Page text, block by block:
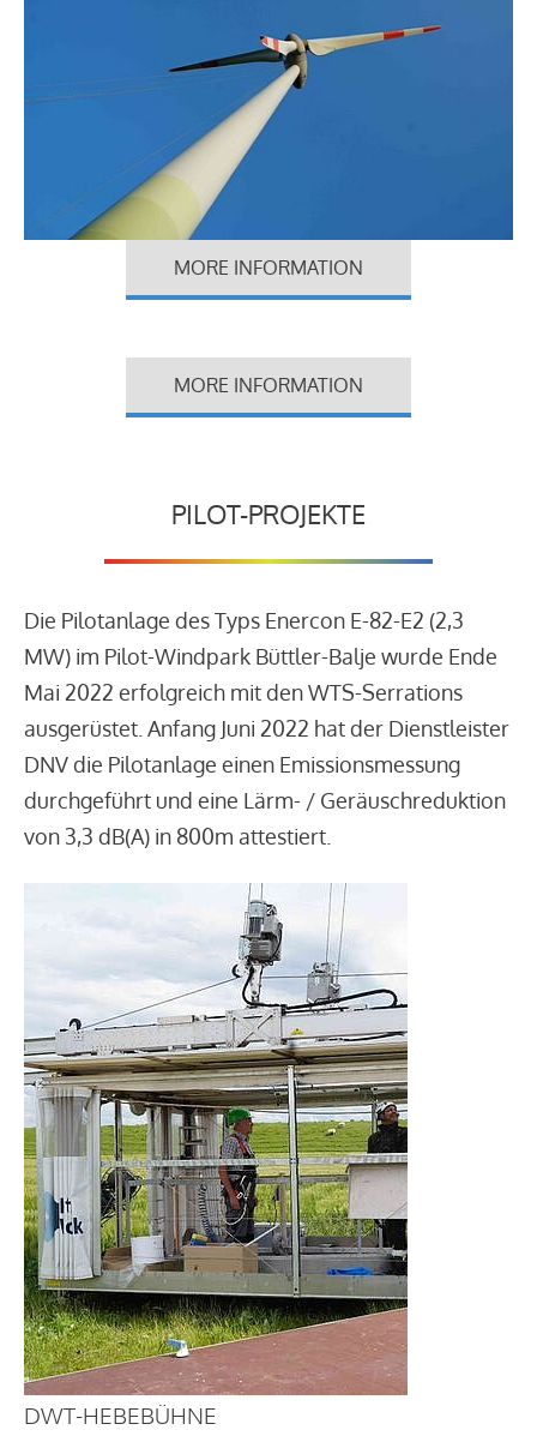
MORE INFORMATION
MORE INFORMATION
PILOT-PROJEKTE
Die Pilotanlage des Typs Enercon E-82-E2 (2,3
MW) im Pilot-Windpark Büttler-Balje wurde Ende
Mai 2022 erfolgreich mit den WTS-Serrations
ausgerüstet. Anfang Juni 2022 hat der Dienstleister
DNV die Pilotanlage einen Emissionsmessung
durchgeführt und eine Lärm- / Geräuschreduktion
von 3,3 dB(A) in 800m attestiert.
DWT-HEBEBÜHNE